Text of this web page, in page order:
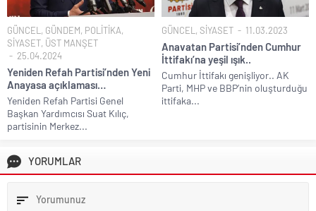
GÜNCEL , GÜNDEM, POLİTİKA,
SİYASET, ÜST MANŞET
25.04.2024
Yeniden Refah Partisi’nden Yeni
Anayasa açıklaması…
Yeniden Refah Partisi Genel
Başkan Yardımcısı Suat Kılıç,
partisinin Merkez...
GÜNCEL , SİYASET 11.03.2023
Anavatan Partisi’nden Cumhur
İttifakı’na yeşil ışık..
Cumhur İttifakı genişliyor.. AK
Parti, MHP ve BBP’nin oluşturduğu
ittifaka...
YORUMLAR